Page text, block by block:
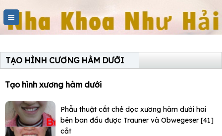
content
TẠO HÌNH CƯƠNG HÀM DƯỚI
Tạo hình xương hàm dưới
Phẫu thuật cắt chẻ dọc xương hàm dưới hai
bên ban đầu được Trauner và Obwegeser [41]
cắt